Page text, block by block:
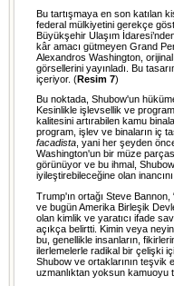
Bu tartışmaya en son katılan
federal mülkiyetini gerekçe
Büyükşehir Ulaşım
kâr amacı gütmeyen Grand
Alexandros Washington, orijinal
görsellerini yayınladı. Bu
içeriyor. (Resim 7)
Bu noktada, Shubow'un
Kesinlikle işlevsellik ve
kalitesini artırabilen kamu
program, işlev ve binaların iç
facadista, yani her şeyden
Washington'un bir müze
görünüyor ve bu ihmal,
iyileştirebileceğine olan
Trump'ın ortağı Steve
ve bugün Amerika Birleşik
olan kimlik ve yaratıcı ifade
açıkça belirtti. Kimin veya
bu, genellikle insanların,
ilerlemelerle radikal bir çelişki
Shubow ve ortaklarının teşvik
uzmanlıktan yoksun kamuoyu